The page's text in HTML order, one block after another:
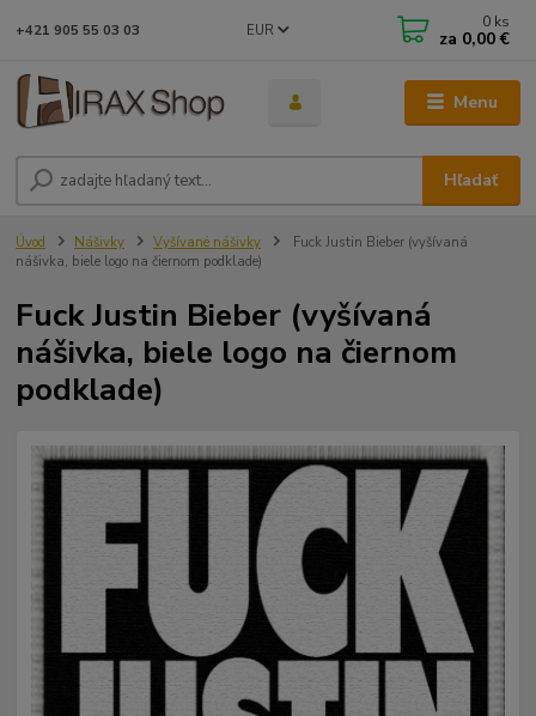
Menu
EUR
Hľadať
+421 905 55 03 03 0 ks
za 0,00 €
Úvod Nášivky Vyšívané nášivky
Fuck Justin Bieber (vyšívaná
nášivka, biele logo na čiernom podklade)
Fuck Justin Bieber (vyšívaná
nášivka, biele logo na čiernom
podklade)